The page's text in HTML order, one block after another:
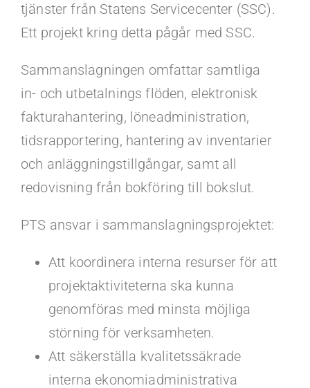
tjänster från Statens Servicecenter (SSC).
Ett projekt kring detta pågår med SSC.
Sammanslagningen omfattar samtliga
in- och utbetalnings flöden, elektronisk
fakturahantering, löneadministration,
tidsrapportering, hantering av inventarier
och anläggningstillgångar, samt all
redovisning från bokföring till bokslut.
PTS ansvar i sammanslagningsprojektet:
Att koordinera interna resurser för att
projektaktiviteterna ska kunna
genomföras med minsta möjliga
störning för verksamheten.
Att säkerställa kvalitetssäkrade
interna ekonomiadministrativa